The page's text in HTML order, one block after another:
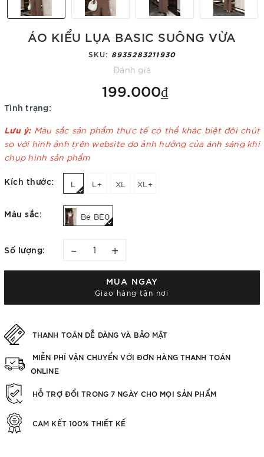
ÁO KIỂU LỤA BASIC SUÔNG VỪA
SKU: 8935283211930
Đánh giá
199.000₫
Tình trạng:
Lưu ý: Màu sắc sản phẩm thực tế có thể khác biệt đôi chút
so với hình ảnh trên website do ảnh hưởng của ánh sáng khi
chụp hình sản phẩm
Kích thước: L L+ XL XL+
Màu sắc: Be BE0
Số lượng: – +
MUA NGAY
Giao hàng tận nơi
THANH TOÁN DỄ DÀNG VÀ BẢO MẬT
MIỄN PHÍ VẬN CHUYỂN VỚI ĐƠN HÀNG THANH TOÁN
ONLINE
HỖ TRỢ ĐỔI TRONG 7 NGÀY CHO MỌI SẢN PHẨM
CAM KẾT 100% THIẾT KẾ